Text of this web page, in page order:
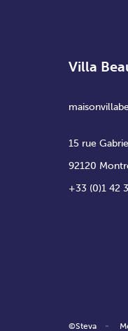
Villa
15 rue
92120
+33 (0)1 42
©Steva